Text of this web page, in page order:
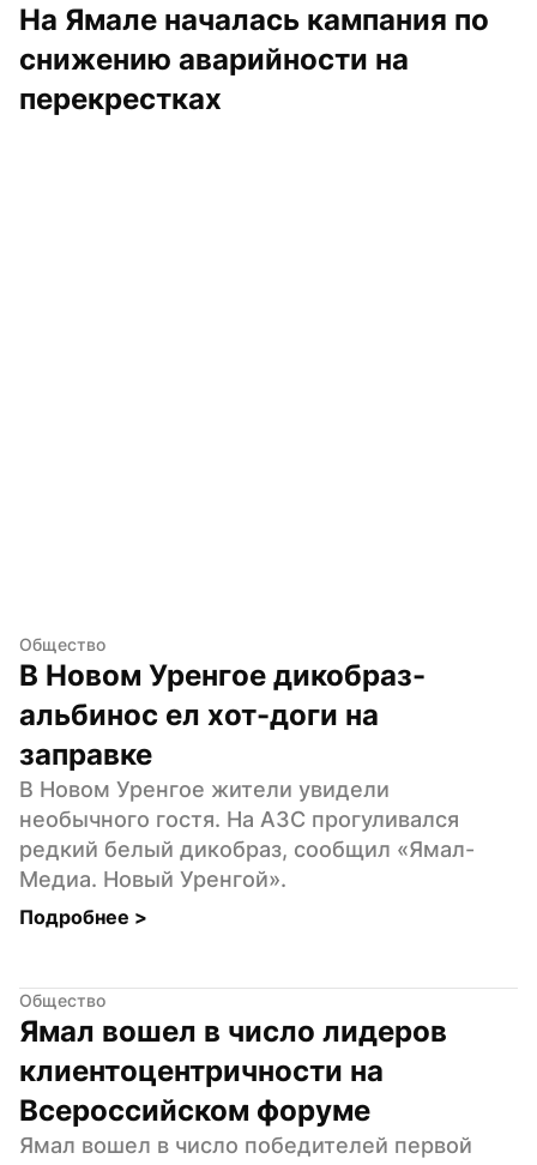
На Ямале началась кампания по
снижению аварийности на
перекрестках
Общество
В Новом Уренгое дикобраз-
альбинос ел хот-доги на
заправке
В Новом Уренгое жители увидели
необычного гостя. На АЗС прогуливался
редкий белый дикобраз, сообщил «Ямал-
Медиа. Новый Уренгой».
Подробнее >
Общество
Ямал вошел в число лидеров
клиентоцентричности на
Всероссийском форуме
Ямал вошел в число победителей первой